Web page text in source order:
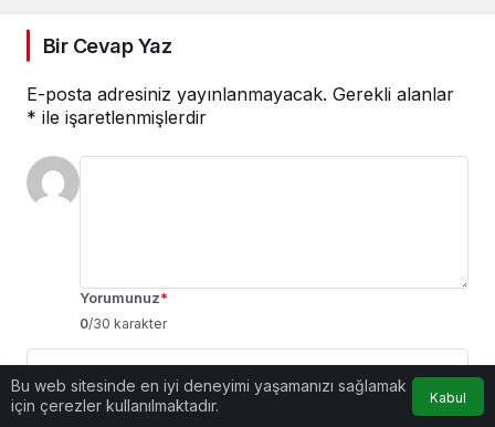
Bir Cevap Yaz
E-posta adresiniz yayınlanmayacak. Gerekli alanlar
* ile işaretlenmişlerdir
Yorumunuz*
0/30 karakter
Ad*
Bu web sitesinde en iyi deneyimi yaşamanızı sağlamak
için çerezler kullanılmaktadır.
Kabul